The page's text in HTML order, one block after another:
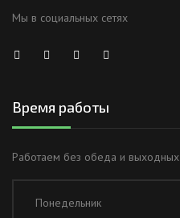
Мы в социальных сетях
Время работы
Работаем без обеда и выходных
Понедельник